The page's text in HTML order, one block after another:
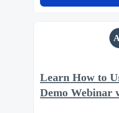
Learn How to
Demo Webinar